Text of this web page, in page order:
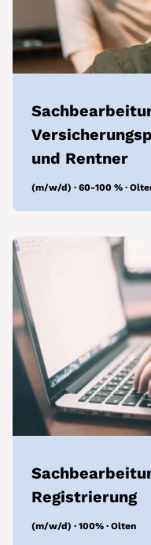
und Rentner
(m/w/d) · 60-100 % ·
Registrierung
(m/w/d) · 100% · Olten